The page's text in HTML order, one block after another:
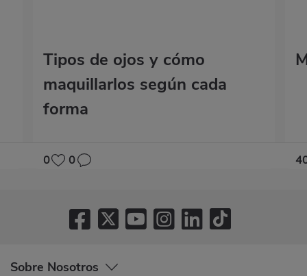
Tipos de ojos y cómo
maquillarlos según cada
forma
0 0
Sobre Nosotros